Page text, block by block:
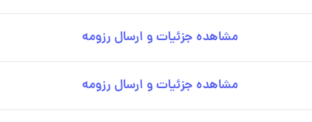
مشاهده جزئیات و ارسال رزومه
مشاهده جزئیات و ارسال رزومه